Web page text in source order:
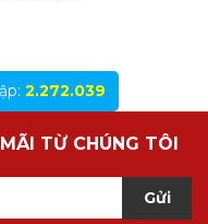
2.272.039
TỪ CHÚNG TÔI
Gửi